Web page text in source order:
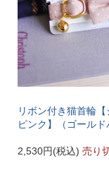
リボン付き猫首輪
ピンク】（ゴールド
2,530円(税込) 売り